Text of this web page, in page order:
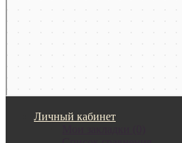
Личный кабинет